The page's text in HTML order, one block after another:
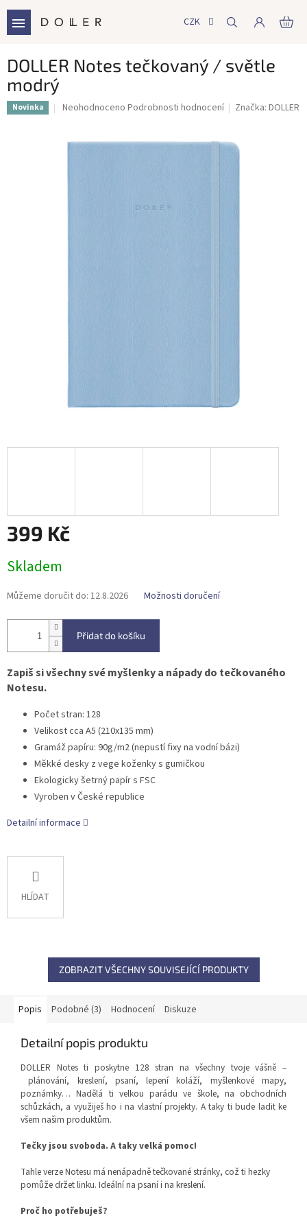
obsah
CZK
DOLLER Notes tečkovaný / světle
modrý
Novinka
Průměrné
je
Neohodnoceno Podrobnosti hodnocení Značka:DOLLER
399 Kč
cena:
Skladem
Můžeme doručit do: 12.8.2026 Možnosti doručení
Přidat do košíku
Zapiš si všechny své myšlenky a nápady do tečkovaného
Notesu.
Počet stran: 128
Velikost cca A5 (210x135 mm)
Gramáž papíru: 90g/m2 (nepustí fixy na vodní bázi)
Měkké desky z vege koženky s gumičkou
Ekologicky šetrný papír s FSC
Vyroben v České republice
Detailní informace
HLÍDAT
ZOBRAZIT VŠECHNY SOUVISEJÍCÍ PRODUKTY
Popis Podobné (3) Hodnocení Diskuze
Detailní popis produktu
DOLLER Notes ti poskytne 128 stran na všechny tvoje vášně –
plánování, kreslení, psaní, lepení koláží, myšlenkové mapy,
poznámky… Nadělá ti velkou parádu ve škole, na obchodních
schůzkách, a využiješ ho i na vlastní projekty. A taky ti bude ladit ke
všem našim produktům.
Tečky jsou svoboda. A taky velká pomoc!
Tahle verze Notesu má nenápadně tečkované stránky, což ti hezky
pomůže držet linku. Ideální na psaní i na kreslení.
Proč ho potřebuješ?